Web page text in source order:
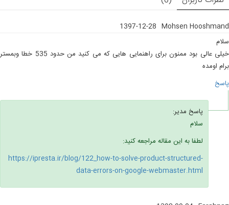
Mohsen Hooshmand
1397-12-28
سلام
خیلی عالی بود ممنون برای راهنمایی هایی که می کنید من حدود 535 خطا وبمستر
برام اومده
پاسخ
پاسخ مدیر:
سلام
لطفا به این مقاله مراجعه کنید:
https://ipresta.ir/blog/122_how-to-solve-product-structured-
data-errors-on-google-webmaster.html